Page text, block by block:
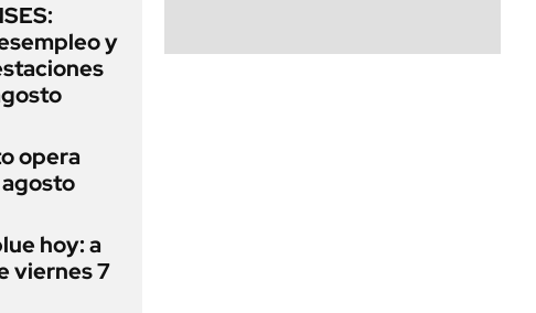
y
opera
hoy: a
viernes 7